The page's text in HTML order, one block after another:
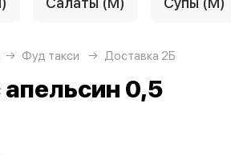
Фуд такси Доставка 2Б
апельсин 0,5